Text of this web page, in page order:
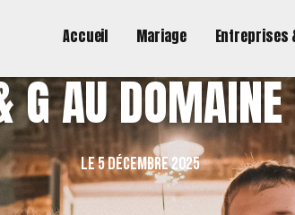
Accueil Mariage
AU DOMAINE
le 5 Décembre 2025